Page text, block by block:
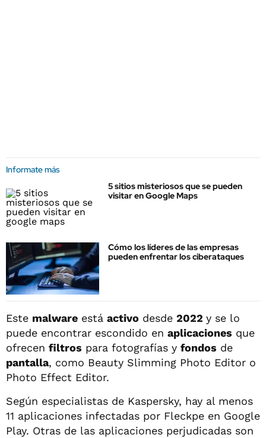
Informate más
5 sitios misteriosos que se pueden
visitar en Google Maps
Cómo los líderes de las empresas
pueden enfrentar los ciberataques
Este malware está activo desde 2022 y se lo
puede encontrar escondido en aplicaciones que
ofrecen filtros para fotografías y fondos de
pantalla, como Beauty Slimming Photo Editor o
Photo Effect Editor.
Según especialistas de Kaspersky, hay al menos
11 aplicaciones infectadas por Fleckpe en Google
Play. Otras de las aplicaciones perjudicadas son